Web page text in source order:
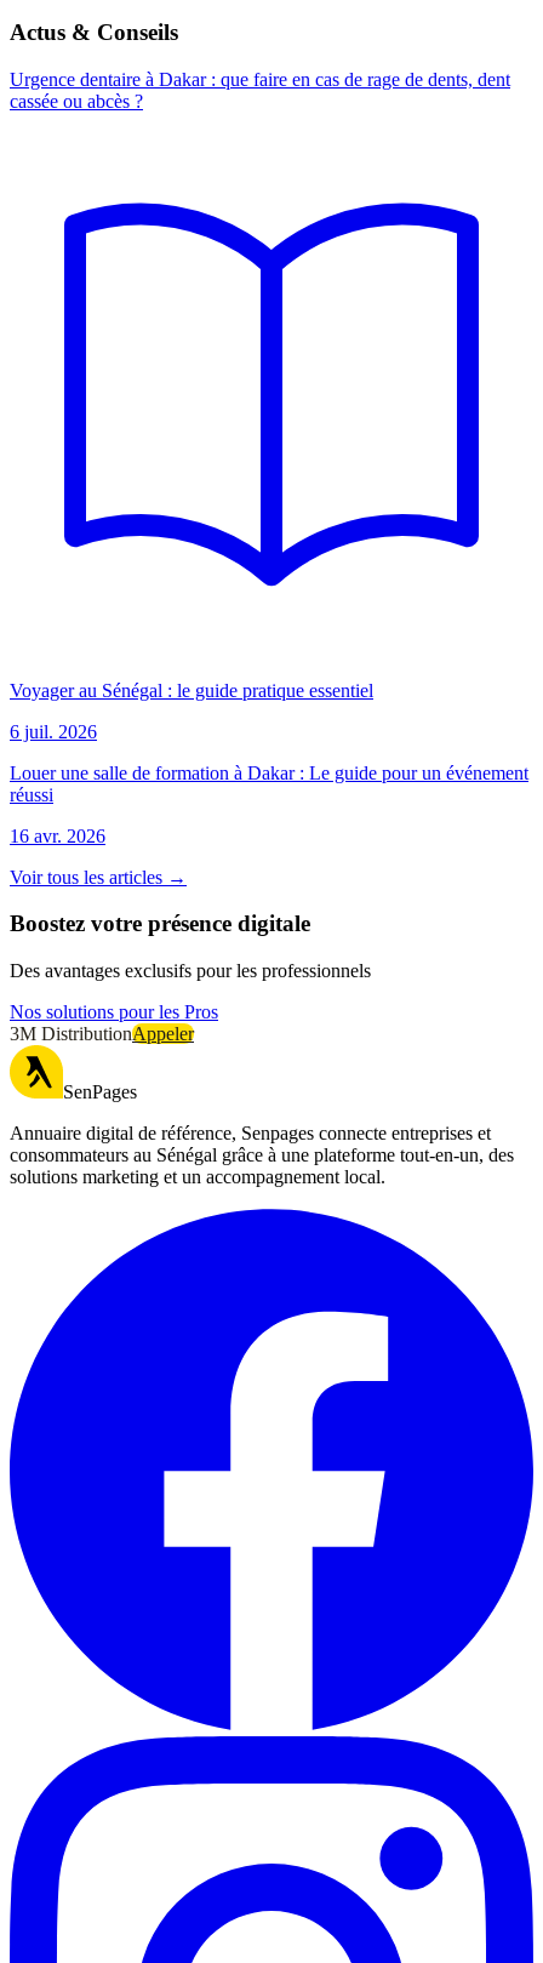
Actus & Conseils
Urgence dentaire à Dakar : que faire en cas de rage de dents, dent
cassée ou abcès ?
Voyager au Sénégal : le guide pratique essentiel
6 juil. 2026
Louer une salle de formation à Dakar : Le guide pour un événement
réussi
16 avr. 2026
Voir tous les articles →
Boostez votre présence digitale
Des avantages exclusifs pour les professionnels
Nos solutions pour les Pros
3M DistributionAppeler
SenPages
Annuaire digital de référence, Senpages connecte entreprises et
consommateurs au Sénégal grâce à une plateforme tout-en-un, des
solutions marketing et un accompagnement local.